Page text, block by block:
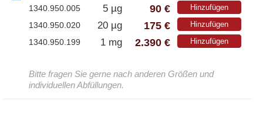
– Alle Athens Produkte
– Proteine
– Antikörper
1340.950.005 5 µg 90 € Hinzufügen
1340.950.020 20 µg 175 € Hinzufügen
1340.950.199 1 mg 2.390 € Hinzufügen
Bitte fragen Sie gerne nach anderen Größen und
individuellen Abfüllungen.